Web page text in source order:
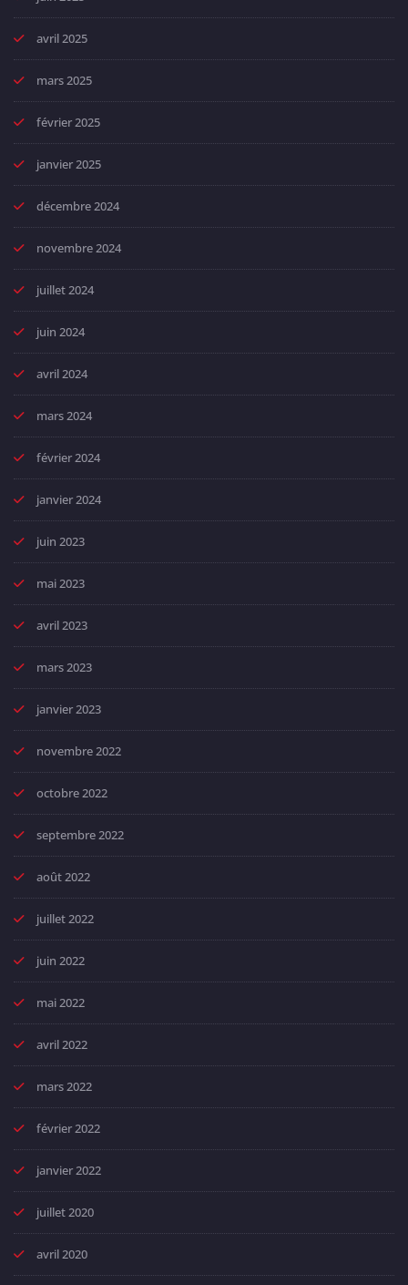
avril 2025
mars 2025
février 2025
janvier 2025
décembre 2024
novembre 2024
juillet 2024
juin 2024
avril 2024
mars 2024
février 2024
janvier 2024
juin 2023
mai 2023
avril 2023
mars 2023
janvier 2023
novembre 2022
octobre 2022
septembre 2022
août 2022
juillet 2022
juin 2022
mai 2022
avril 2022
mars 2022
février 2022
janvier 2022
juillet 2020
avril 2020